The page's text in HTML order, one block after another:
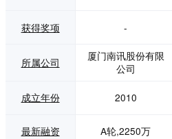
获得奖项 -
所属公司
厦门南讯股份有限
公司
成立年份 2010
最新融资 A轮,2250万